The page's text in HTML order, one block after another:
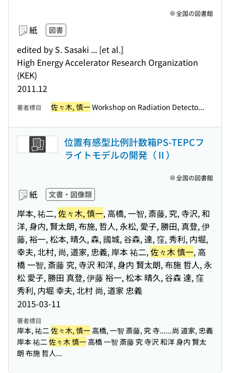
紙 図書
edited by S. Sasaki ... [et al.]
High Energy Accelerator Research Organization
(KEK)
2011.12
全国の図書館
著者標目 佐々木, 慎一Workshop on Radiation Detecto...
位置有感型比例計数箱PS-TEPCフ
ライトモデルの開発（Ⅱ）
紙 文書・図像類
岸本, 祐二,佐々木, 慎一, 高橋, 一智, 斎藤, 究, 寺沢, 和
洋, 身内, 賢太朗, 布施, 哲人, 永松, 愛子, 勝田, 真登, 伊
藤, 裕一, 松本, 晴久, 森, 國城, 谷森, 達, 窪, 秀利, 内堀,
幸夫, 北村, 尚, 道家, 忠義, 岸本 祐二,佐々木 慎一, 高
橋 一智, 斎藤 究, 寺沢 和洋, 身内 賢太朗, 布施 哲人, 永
松 愛子, 勝田 真登, 伊藤 裕一, 松本 晴久, 谷森 達, 窪
秀利, 内堀 幸夫, 北村 尚, 道家 忠義
2015-03-11
全国の図書館
著者標目
岸本, 祐二佐々木, 慎一 高橋, 一智 斎藤, 究 寺......尚 道家, 忠義
岸本 祐二佐々木 慎一 高橋 一智 斎藤 究 寺沢 和洋 身内 賢太
朗 布施 哲人...